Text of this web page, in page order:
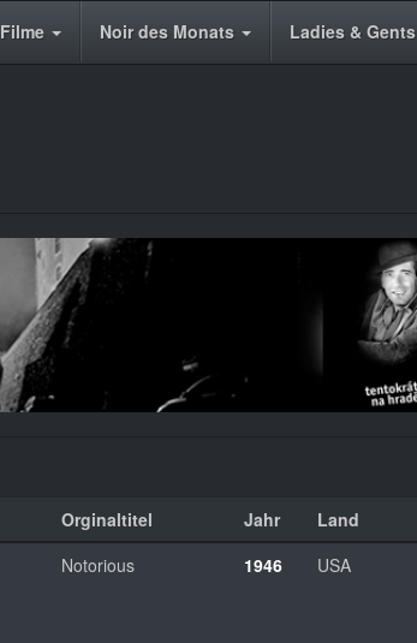
Filme Noir des Monats Ladies & Gents
Orginaltitel Jahr Land
Notorious 1946 USA